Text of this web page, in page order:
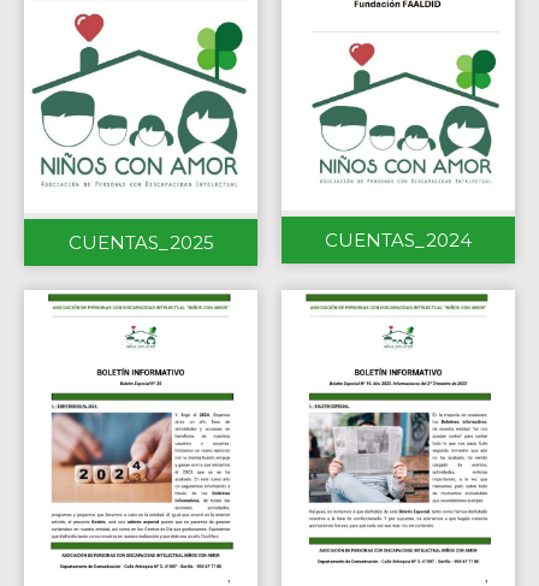
CUENTAS_2025 CUENTAS_2024